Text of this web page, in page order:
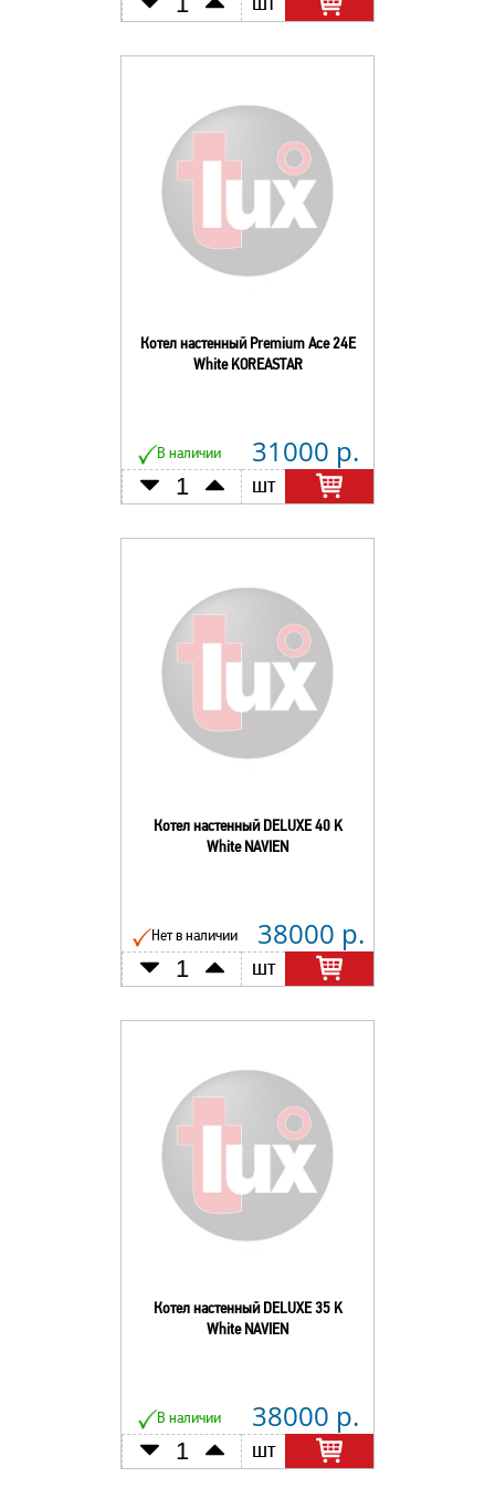
Котел настенный Premium Асе 24E
White KOREASTAR
В наличии 31000 р.
шт
Котел настенный DELUXE 40 K
White NAVIEN
Нет в наличии 38000 р.
шт
Котел настенный DELUXE 35 K
White NAVIEN
В наличии 38000 р.
шт